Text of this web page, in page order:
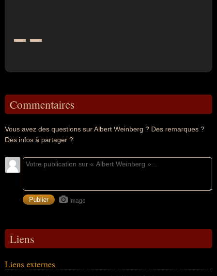
--
Commentaires
Vous avez des questions sur Albert Weinberg ? Des remarques ?
Des infos à partager ?
Image
Liens
Liens externes